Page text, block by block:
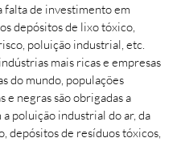
falta de investimento em
depósitos de lixo tóxico,
poluição industrial, etc.
mais ricas e empresas
do mundo, populações
e negras são obrigadas a
poluição industrial do ar, da
depósitos de resíduos tóxicos,